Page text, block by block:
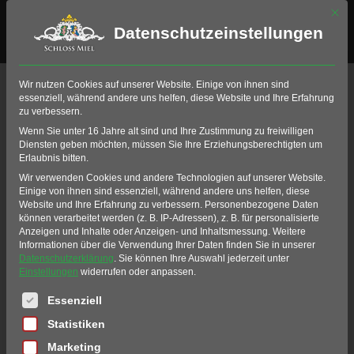
Greenkeeper
Informationen
Home Golf
Greenkeeper Informationen
Liebe Golfer,
wir freuen uns, Sie als Gast auf unserer
Anlage begrüßen zu dürfen und wünschen
Ihnen bereits jetzt eine erholsame
Wir bitten Sie höflich um die Beachtung
Mit
Datenschutzeinstellungen
Wir nutzen Cookies auf unserer Website. Einige von ihnen sind
essenziell, während andere uns helfen, diese Website und Ihre Erfahrung
zu verbessern.
Wenn Sie unter 16 Jahre alt sind und Ihre Zustimmung zu freiwilligen
Diensten geben möchten, müssen Sie Ihre Erziehungsberechtigten um
Erlaubnis bitten.
Wir verwenden Cookies und andere Technologien auf unserer Website.
Einige von ihnen sind essenziell, während andere uns helfen, diese
Website und Ihre Erfahrung zu verbessern. Personenbezogene Daten
können verarbeitet werden (z. B. IP-Adressen), z. B. für personalisierte
Anzeigen und Inhalte oder Anzeigen- und Inhaltsmessung. Weitere
Informationen über die Verwendung Ihrer Daten finden Sie in unserer
Datenschutzerklärung. Sie können Ihre Auswahl jederzeit unter
Einstellungen widerrufen oder anpassen.
Es folgt eine Liste der Service-Gruppen, für die eine
Essenziell
Statistiken
Marketing